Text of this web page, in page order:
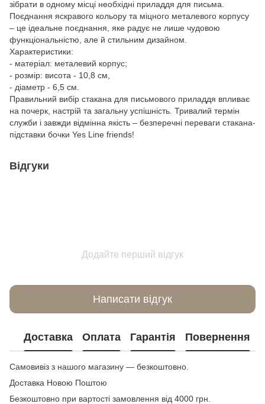
зібрати в одному місці необхідні приладдя для письма.
Поєднання яскравого кольору та міцного металевого корпусу
– це ідеальне поєднання, яке радує не лише чудовою
функціональністю, але й стильним дизайном.
Характеристики:
- матеріал: металевий корпус;
- розмір: висота - 10,8 см,
- діаметр - 6,5 см.
Правильний вибір стакана для письмового приладдя впливає
на почерк, настрій та загальну успішність. Тривалий термін
служби і завжди відмінна якість – безперечні переваги стакана-
підставки бочки Yes Line friends!
Відгуки
Додайте перший відгук
Написати відгук
Доставка Оплата Гарантія Повернення
Самовивіз з нашого магазину — безкоштовно.
Доставка Новою Поштою
Безкоштовно при вартості замовлення від 4000 грн.